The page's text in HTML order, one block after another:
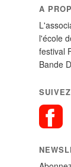
A
l'école
festival
Bande